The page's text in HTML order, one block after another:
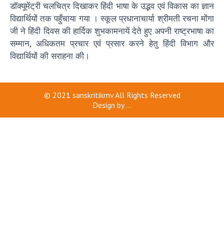
डॉक्यूमेंट्री चलचित्र दिखाकर हिंदी भाषा के उद्भव एवं विकास का ज्ञान
विद्यार्थियों तक पहुँचाया गया । स्कूल प्रधानाचार्या श्रीमती रचना मोंगा
जी ने हिंदी दिवस की हार्दिक शुभकामनायें देते हुए अपनी राष्ट्रभाषा का
सम्मान, अधिकतम प्रचार एवं प्रसार करने हेतु हिंदी विभाग और
विद्यार्थियों की सराहना की।
© 2021 sanskritikmvAll Rights Reserved
Design by...